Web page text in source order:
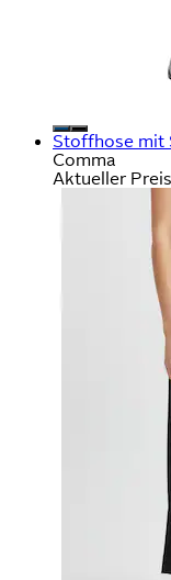
Stoffhose mit
Comma
Aktueller Preis